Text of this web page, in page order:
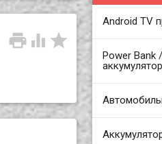
Android TV
Power Bank
  